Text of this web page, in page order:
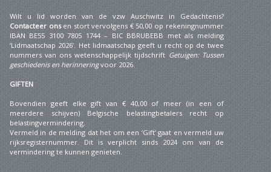
Wilt u lid worden van de vzw Auschwitz in Gedachtenis?
Contacteer onsen stort vervolgens € 50,00 op rekeningnummer
IBAN BE55 3100 7805 1744 – BIC BBRUBEBB met als melding
‘Lidmaatschap 2026’. Het lidmaatschap geeft u recht op de twee
nummers van ons wetenschappelijk tijdschrift Getuigen: Tussen
geschiedenis en herinneringvoor 2026.
GIFTEN
Bovendien geeft elke gift van € 40,00 of meer (in een of
meerdere schijven) Belgische belastingbetalers recht op
belastingvermindering.
Vermeld in de melding dat het om een ‘Gift’ gaat en vermeld uw
rijksregisternummer. Dit is verplicht sinds 2024 om van de
vermindering te kunnen genieten.